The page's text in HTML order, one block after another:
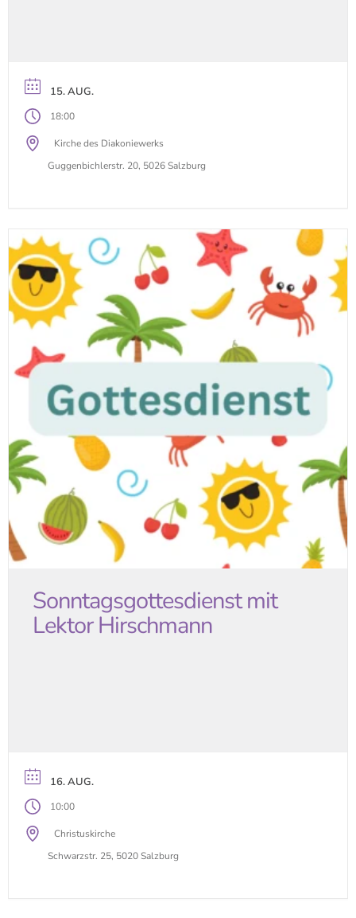
15. AUG.
18:00
Kirche des Diakoniewerks
Guggenbichlerstr. 20, 5026 Salzburg
Sonntagsgottesdienst mit
Lektor Hirschmann
16. AUG.
10:00
Christuskirche
Schwarzstr. 25, 5020 Salzburg